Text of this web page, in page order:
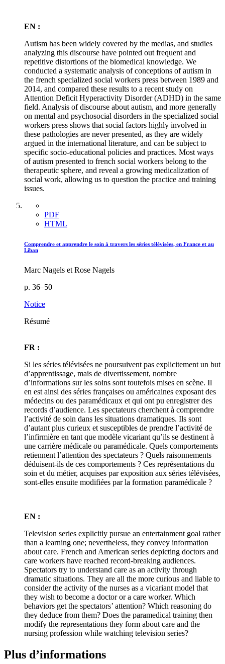
EN :
Autism has been widely covered by the medias, and studies
analyzing this discourse have pointed out frequent and
repetitive distortions of the biomedical knowledge. We
conducted a systematic analysis of conceptions of autism in
the french specialized social workers press between 1989 and
2014, and compared these results to a recent study on
Attention Deficit Hyperactivity Disorder (ADHD) in the same
field. Analysis of discourse about autism, and more generally
on mental and psychosocial disorders in the specialized social
workers press shows that social factors highly involved in
these pathologies are never presented, as they are widely
argued in the international literature, and can be subject to
specific socio-educational policies and practices. Most ways
of autism presented to french social workers belong to the
therapeutic sphere, and reveal a growing medicalization of
social work, allowing us to question the practice and training
issues.
PDF
HTML
Comprendre et apprendre le soin à travers les séries télévisées, en France et au
Liban
Marc Nagels et Rose Nagels
p. 36–50
Notice
Résumé
FR :
Si les séries télévisées ne poursuivent pas explicitement un but
d’apprentissage, mais de divertissement, nombre
d’informations sur les soins sont toutefois mises en scène. Il
en est ainsi des séries françaises ou américaines exposant des
médecins ou des paramédicaux et qui ont pu enregistrer des
records d’audience. Les spectateurs cherchent à comprendre
l’activité de soin dans les situations dramatiques. Ils sont
d’autant plus curieux et susceptibles de prendre l’activité de
l’infirmière en tant que modèle vicariant qu’ils se destinent à
une carrière médicale ou paramédicale. Quels comportements
retiennent l’attention des spectateurs ? Quels raisonnements
déduisent-ils de ces comportements ? Ces représentations du
soin et du métier, acquises par exposition aux séries télévisées,
sont-elles ensuite modifiées par la formation paramédicale ?
EN :
Television series explicitly pursue an entertainment goal rather
than a learning one; nevertheless, they convey information
about care. French and American series depicting doctors and
care workers have reached record-breaking audiences.
Spectators try to understand care as an activity through
dramatic situations. They are all the more curious and liable to
consider the activity of the nurses as a vicariant model that
they wish to become a doctor or a care worker. Which
behaviors get the spectators’ attention? Which reasoning do
they deduce from them? Does the paramedical training then
modify the representations they form about care and the
nursing profession while watching television series?
Plus d’informations